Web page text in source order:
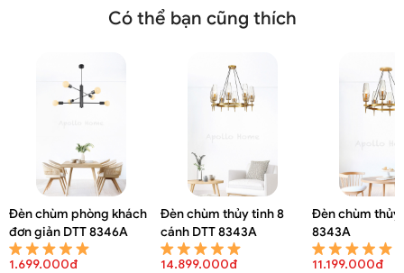
Có thể bạn cũng thích
Đèn chùm phòng khách
đơn giản DTT 8346A
1.699.000đ
Đèn chùm thủy tinh 8
cánh DTT 8343A
14.899.000đ
Đèn chùm thủy
8343A
11.199.000đ